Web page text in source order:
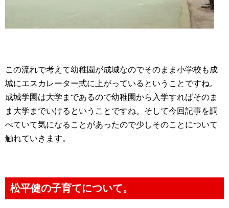
この流れで考えて幼稚園が成城なのでそのまま小学校も成
城にエスカレーター式に上がっているということですね。
成城学園は大学まであるので幼稚園から入学すればそのま
ま大学までいけるということですね。そして今回記事を調
べていて気になることがあったので少しそのことについて
触れていきます。
松平健の子育てについて。